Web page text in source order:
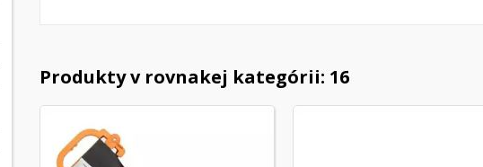
Produkty v rovnakej kategórii: 16